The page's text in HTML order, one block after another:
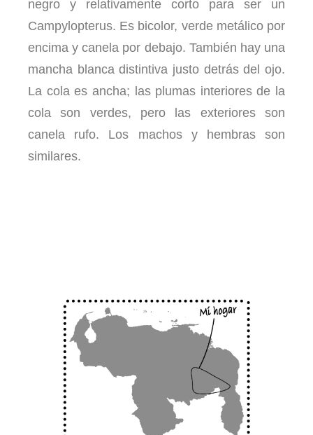
negro y relativamente corto para ser un
Campylopterus. Es bicolor, verde metálico por
encima y canela por debajo. También hay una
mancha blanca distintiva justo detrás del ojo.
La cola es ancha; las plumas interiores de la
cola son verdes, pero las exteriores son
canela rufo. Los machos y hembras son
similares.